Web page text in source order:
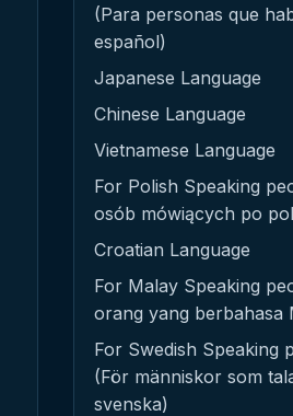
(Para personas que
español)
Japanese Language
Chinese Language
Vietnamese Language
For Polish Speaking
osób mówiących po
Croatian Language
For Malay Speaking
orang yang berbahasa
For Swedish Speaking
(För människor som
svenska)